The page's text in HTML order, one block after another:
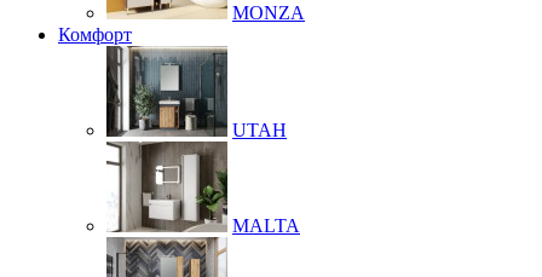
MONZA
Комфорт
UTAH
MALTA